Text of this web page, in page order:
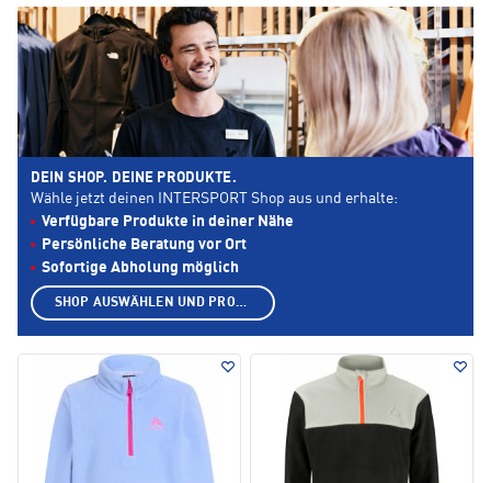
DEIN SHOP. DEINE PRODUKTE.
Wähle jetzt deinen INTERSPORT Shop aus und erhalte:
Verfügbare Produkte in deiner Nähe
Persönliche Beratung vor Ort
Sofortige Abholung möglich
SHOP AUSWÄHLEN UND PRODUKTE ANZEIGEN